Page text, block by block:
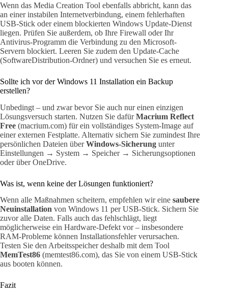
Wenn das Media Creation Tool ebenfalls abbricht, kann das
an einer instabilen Internetverbindung, einem fehlerhaften
USB-Stick oder einem blockierten Windows Update-Dienst
liegen. Prüfen Sie außerdem, ob Ihre Firewall oder Ihr
Antivirus-Programm die Verbindung zu den Microsoft-
Servern blockiert. Leeren Sie zudem den Update-Cache
(SoftwareDistribution-Ordner) und versuchen Sie es erneut.
Sollte ich vor der Windows 11 Installation ein Backup
erstellen?
Unbedingt – und zwar bevor Sie auch nur einen einzigen
Lösungsversuch starten. Nutzen Sie dafürMacrium Reflect
Free (macrium.com) für ein vollständiges System-Image auf
einer externen Festplatte. Alternativ sichern Sie zumindest Ihre
persönlichen Dateien überWindows-Sicherung unter
Einstellungen → System → Speicher → Sicherungsoptionen
oder über OneDrive.
Was ist, wenn keine der Lösungen funktioniert?
Wenn alle Maßnahmen scheitern, empfehlen wir eine saubere
Neuinstallation von Windows 11 per USB-Stick. Sichern Sie
zuvor alle Daten. Falls auch das fehlschlägt, liegt
möglicherweise ein Hardware-Defekt vor – insbesondere
RAM-Probleme können Installationsfehler verursachen.
Testen Sie den Arbeitsspeicher deshalb mit dem Tool
MemTest86 (memtest86.com), das Sie von einem USB-Stick
aus booten können.
Fazit